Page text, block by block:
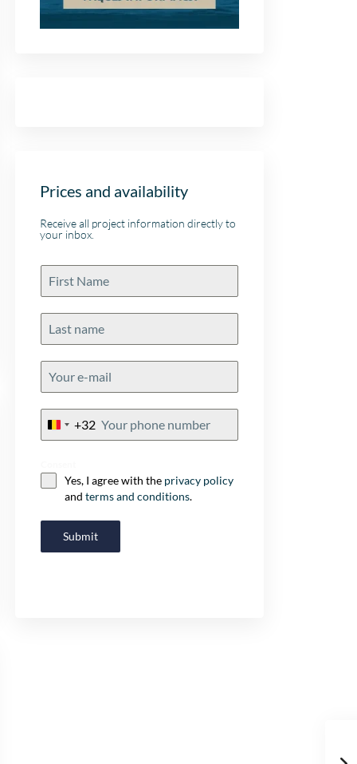
Prices and availability
Receive all project information directly to
your inbox.
Belgium
+32
Yes, I agree with the privacy policy
and terms and conditions.
Submit